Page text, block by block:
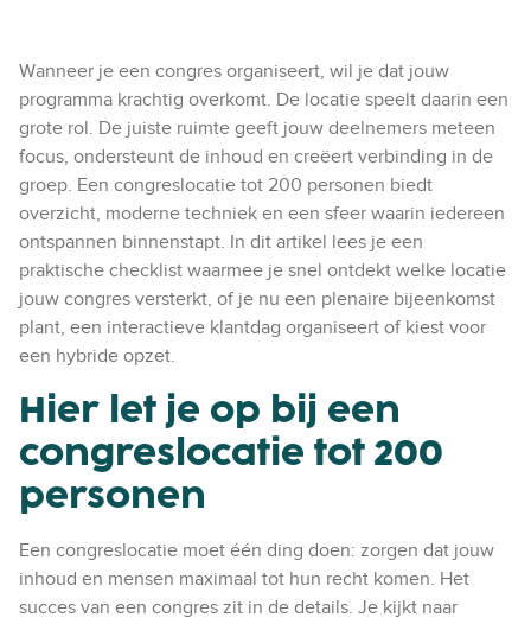
Wanneer je een congres organiseert, wil je dat jouw
programma krachtig overkomt. De locatie speelt daarin een
grote rol. De juiste ruimte geeft jouw deelnemers meteen
focus, ondersteunt de inhoud en creëert verbinding in de
groep. Een congreslocatie tot 200 personen biedt
overzicht, moderne techniek en een sfeer waarin iedereen
ontspannen binnenstapt. In dit artikel lees je een
praktische checklist waarmee je snel ontdekt welke locatie
jouw congres versterkt, of je nu een plenaire bijeenkomst
plant, een interactieve klantdag organiseert of kiest voor
een hybride opzet.
Hier let je op bij een
congreslocatie tot 200
personen
Een congreslocatie moet één ding doen: zorgen dat jouw
inhoud en mensen maximaal tot hun recht komen. Het
succes van een congres zit in de details. Je kijkt naar